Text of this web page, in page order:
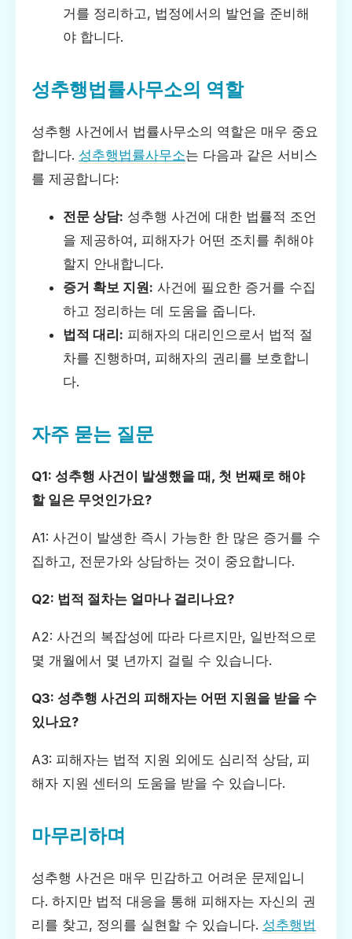
거를 정리하고, 법정에서의 발언을 준비해
야 합니다.
성추행법률사무소의 역할
성추행 사건에서 법률사무소의 역할은 매우 중요
합니다. 성추행법률사무소는 다음과 같은 서비스
를 제공합니다:
전문 상담: 성추행 사건에 대한 법률적 조언
을 제공하여, 피해자가 어떤 조치를 취해야
할지 안내합니다.
증거 확보 지원: 사건에 필요한 증거를 수집
하고 정리하는 데 도움을 줍니다.
법적 대리: 피해자의 대리인으로서 법적 절
차를 진행하며, 피해자의 권리를 보호합니
다.
자주 묻는 질문
Q1: 성추행 사건이 발생했을 때, 첫 번째로 해야
할 일은 무엇인가요?
A1: 사건이 발생한 즉시 가능한 한 많은 증거를 수
집하고, 전문가와 상담하는 것이 중요합니다.
Q2: 법적 절차는 얼마나 걸리나요?
A2: 사건의 복잡성에 따라 다르지만, 일반적으로
몇 개월에서 몇 년까지 걸릴 수 있습니다.
Q3: 성추행 사건의 피해자는 어떤 지원을 받을 수
있나요?
A3: 피해자는 법적 지원 외에도 심리적 상담, 피
해자 지원 센터의 도움을 받을 수 있습니다.
마무리하며
성추행 사건은 매우 민감하고 어려운 문제입니
다. 하지만 법적 대응을 통해 피해자는 자신의 권
리를 찾고, 정의를 실현할 수 있습니다. 성추행법